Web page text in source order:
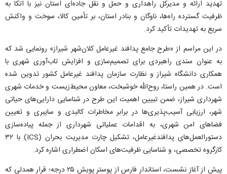
تهدید ارائه و مدیرکل راهداری و حمل و نقل جاده‌ای استان نیز با اتکا به
ظرفیت گسترده راه‌ها، ناوگان و بنادر استان، بر تأمین کالا، سوخت و واکنش
سریع به تهدیدات تأکید کرد.
در این مراسم از «طرح جامع پدافند غیرعامل کلان‌شهر شیراز» رونمایی شد که
به عنوان سندی راهبردی برای تصمیم‌سازی و افزایش تاب‌آوری شهری با
همکاری دانشگاه شیراز و نظارت سازمان پدافند غیرعامل کشور تدوین شده
است. در همین راستا، روح‌الله خوشبخت، معاون محیط‌زیست و خدمات شهری
شهرداری شیراز، ضمن تبیین اهمیت این طرح در شناسایی دارایی‌های حیاتی
شهر، ارزیابی آسیب‌پذیری‌ها در برابر مخاطرات کالبدی و سایبری و تعیین
فضا‌های امن شهری، به اقدامات عملیاتی شهرداری از جمله پیاده‌سازی
دستورالعمل‌های پدافندغیرعامل، تشکیل چارت مدیریت بحران (ICS) با ۳۲
کارگروه تخصصی، و شناسایی ظرفیت‌های اسکان اضطراری اشاره کرد.
پیش از آغاز نشست، استاندار فارس از پوستر پویش ۲۵ درجه؛ قرار همدلی که